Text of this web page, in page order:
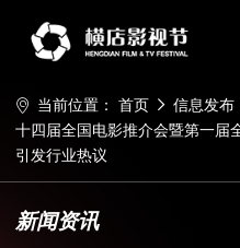
当前位置：首页 信息发布
十四届全国电影推介会暨第一届
引发行业热议
新闻资讯